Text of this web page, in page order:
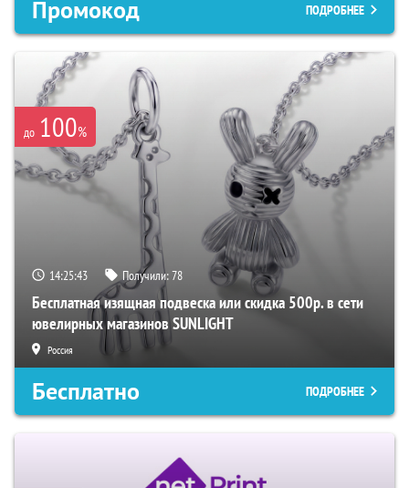
Промокод ПОДРОБНЕЕ
до 100%
14:25:42 Получили:78
Бесплатная изящная подвеска или скидка 500р. в сети
ювелирных магазинов SUNLIGHT
Россия
Бесплатно ПОДРОБНЕЕ